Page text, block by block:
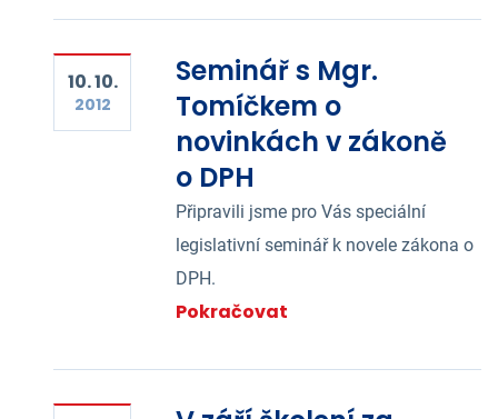
10. 10.
2012
Seminář s Mgr.
Tomíčkem o
novinkách v zákoně
o DPH
Připravili jsme pro Vás speciální
legislativní seminář k novele zákona o
DPH.
Pokračovat